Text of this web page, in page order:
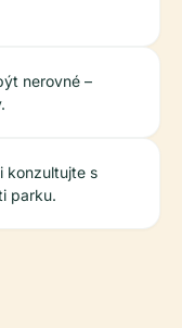
nerovné –
konzultujte s
parku.